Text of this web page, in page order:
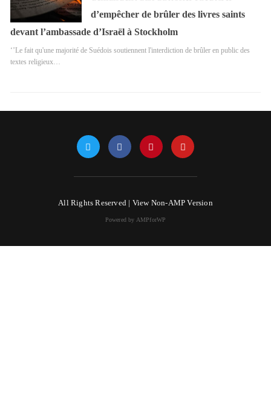
d’empêcher de brûler des livres saints
devant l’ambassade d’Israël à Stockholm
‘’Le fait qu'une majorité de Suédois soutiennent l'interdiction de brûler en public des
textes religieux…
All Rights Reserved | View Non-AMP Version
Powered by AMPforWP